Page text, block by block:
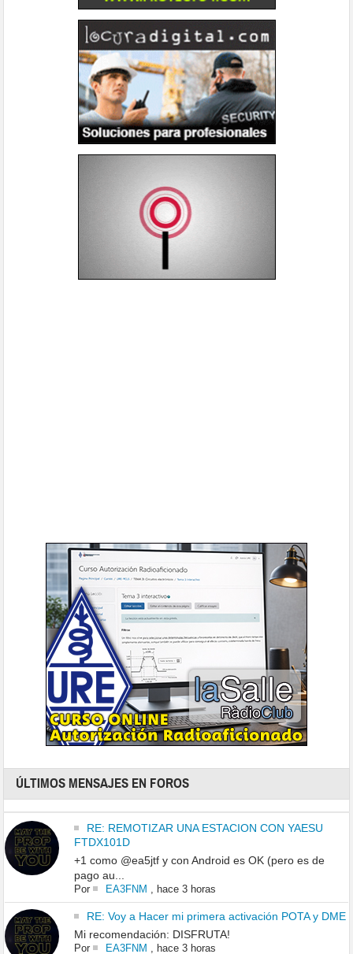
ÚLTIMOS MENSAJES EN FOROS
RE: REMOTIZAR UNA ESTACION CON YAESU
FTDX101D
+1 como @ea5jtf y con Android es OK (pero es de
pago au...
Por EA3FNM hace 3 horas
RE: Voy a Hacer mi primera activación POTA y DME
Mi recomendación: DISFRUTA!
Por EA3FNM hace 3 horas